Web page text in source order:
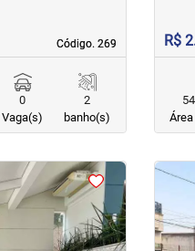
Código. 269
Código. 269
0
Vaga(s)
2
banho(s)
R$
<<<